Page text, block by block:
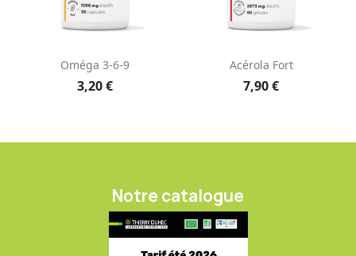
Oméga 3-6-9
3,20 €
Acérola Fort
7,90 €
Notre catalogue